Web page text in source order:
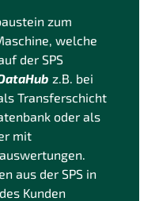
zum
welche
der SPS
z.B. bei
Transferschicht
oder als
mit
aus der SPS in
Kunden